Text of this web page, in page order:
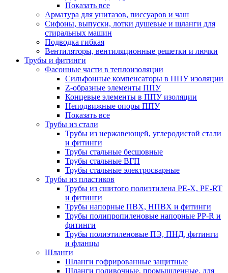
Показать все
Арматура для унитазов, писсуаров и чаш
Сифоны, выпуски, лотки душевые и шланги для
стиральных машин
Подводка гибкая
Вентиляторы, вентиляционные решетки и лючки
Трубы и фитинги
Фасонные части в теплоизоляции
Cильфонные компенсаторы в ППУ изоляции
Z-образные элементы ППУ
Концевые элементы в ППУ изоляции
Неподвижные опоры ППУ
Показать все
Трубы из стали
Трубы из нержавеющей, углеродистой стали
и фитинги
Трубы стальные бесшовные
Трубы стальные ВГП
Трубы стальные электросварные
Трубы из пластиков
Трубы из сшитого полиэтилена PE-X, PE-RT
и фитинги
Трубы напорные ПВХ, НПВХ и фитинги
Трубы полипропиленовые напорные PP-R и
фитинги
Трубы полиэтиленовые ПЭ, ПНД, фитинги
и фланцы
Шланги
Шланги гофрированные защитные
Шланги поливочные, промышленные, для